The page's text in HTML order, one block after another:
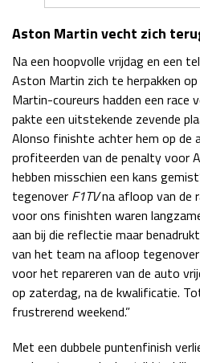
Aston Martin vecht zich
Na een hoopvolle vrijdag en een
Aston Martin zich te herpakken
Martin-coureurs hadden een race
pakte een uitstekende zevende
Alonso finishte achter hem op de
profiteerden van de penalty voor
hebben misschien een kans
tegenover F1TVna afloop van de
voor ons finishten waren
aan bij die reflectie maar
van het team na afloop tegenover
voor het repareren van de auto
op zaterdag, na de kwalificatie.
frustrerend weekend.”
Met een dubbele puntenfinish